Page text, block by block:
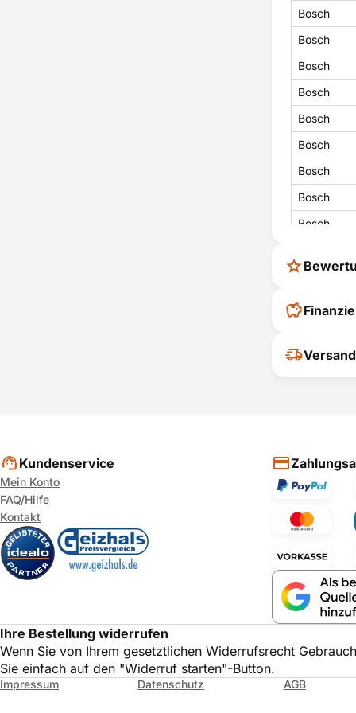
Bosch
Bosch
Bosch
Bosch
Bosch
Bosch
Bosch
Bosch
Bosch
Bosch
Bosch
Bosch
Ihr
ihrer
Nicht warten -
Wir bieten
schriftlich
Kundenservice
Mein Konto
FAQ/Hilfe
Kontakt
Ihre Bestellung widerrufen
Wenn Sie von Ihrem gesetztlichen Widerrufsrecht
Sie einfach auf den "Widerruf starten"-Button.
Impressum Datenschutz AGB